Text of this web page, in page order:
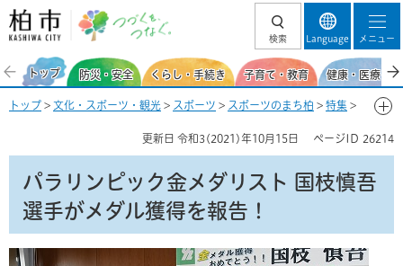
柏市 つづくを、
検索 Language メニュー
トップ 防災・安全 くらし・手続き 子育て・教育 健康・医療・
トップ > 文化・スポーツ・観光 > スポーツ > スポーツのまち柏 > 特集 >
更新日 令和3(2021)年10月15日 ページID 26214
パラリンピック金メダリスト 国枝慎吾
選手がメダル獲得を報告！